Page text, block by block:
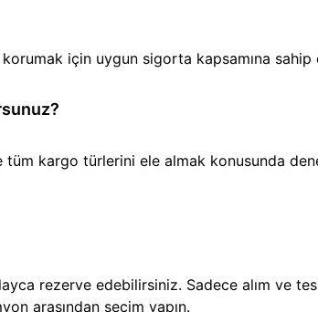
için uygun sigorta kapsamına sahip
kargo türlerini ele almak konusunda
rezerve edebilirsiniz. Sadece alım ve
arasından seçim yapın.